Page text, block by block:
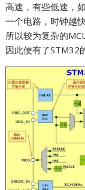
高速，有些低速，
一个电路，时钟越
所以较为复杂的
因此便有了STM32